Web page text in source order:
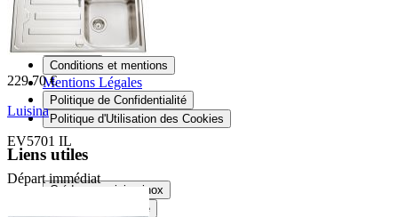
229.70 €
Luisina
EV5701 IL
Départ immédiat
Informations
Livraison
Conditions et mentions
Mentions Légales
Politique de Confidentialité
Politique d'Utilisation des Cookies
Liens utiles
Crédence cuisine inox
Douche sur mesure